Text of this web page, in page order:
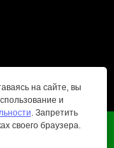
на сайте, вы
и
. Запретить
своего браузера.